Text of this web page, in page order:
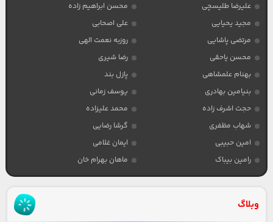
علیرضا طلیسچی
محسن ابراهیم زاده
مجید یحیایی
علی اصحابی
مرتضی پاشایی
روزبه نعمت الهی
محسن یاحقی
رضا شیری
بهنام علمشاهی
پازل بند
بنیامین بهادری
یوسف زمانی
حجت اشرف زاده
محمد علیزاده
شهاب مظفری
گرشا رضایی
امین حبیبی
ایمان غلامی
رامین بیباک
ماهان بهرام خان
وبلاگ